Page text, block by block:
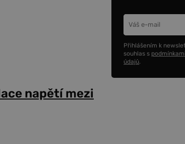
napětí mezi
Přihlášením k
souhlas s
údajů.